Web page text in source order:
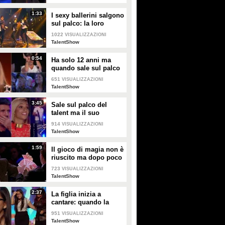
1:33
I sexy ballerini salgono
sul palco: la loro
insolita performance
infiamma lo studio
1022 VISUALIZZAZIONI
TalentShow
0:54
Ha solo 12 anni ma
quando sale sul palco
incanta lo studio: la
sua performance è
651 VISUALIZZAZIONI
TalentShow
3:45
Sale sul palco del
talent ma il suo
numero è troppo
pericoloso: i giudici
914 VISUALIZZAZIONI
TalentShow
1:59
Il gioco di magia non è
riuscito ma dopo poco
accade qualcosa di
inaspettato
723 VISUALIZZAZIONI
TalentShow
2:37
La figlia inizia a
cantare: quando la
mamma la affianca
tutto diventa
951 VISUALIZZAZIONI
TalentShow